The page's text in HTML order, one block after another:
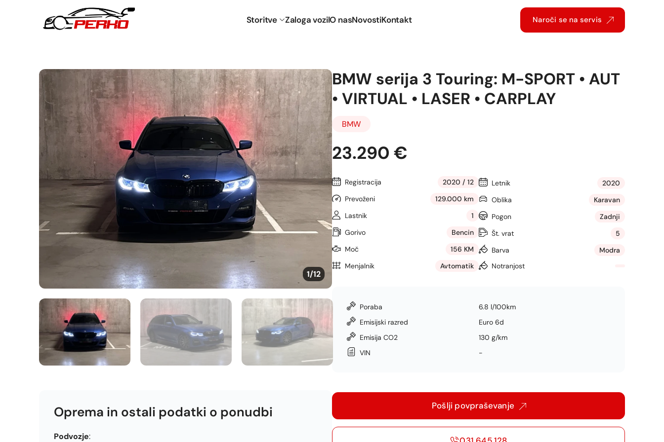
Storitve Zaloga vozilO nasNovostiKontakt Naroči se na servis
1/12
Oprema in ostali podatki o ponudbi
Podvozje:
BMW serija 3 Touring: M-SPORT • AUT
• VIRTUAL • LASER • CARPLAY
BMW
23.290 €
Registracija
2020 / 12
Prevoženi
129.000 km
Lastnik
1
Gorivo
Bencin
Moč
156 KM
Menjalnik
Avtomatik
Letnik
2020
Oblika
Karavan
Pogon
Zadnji
Št. vrat
5
Barva
Modra
Notranjost
Poraba
6.8 l/100km
Emisijski razred
Euro 6d
Emisija CO2
130 g/km
VIN
-
Pošlji povpraševanje